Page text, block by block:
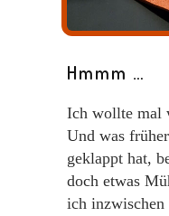
Hmmm …
Ich wollte mal
Und was
geklappt hat,
doch etwas
ich inzwischen